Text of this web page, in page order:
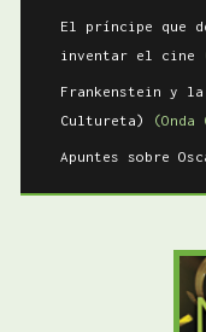
El príncipe que
inventar el cine
Frankenstein y la
Cultureta)
(Onda
Apuntes sobre